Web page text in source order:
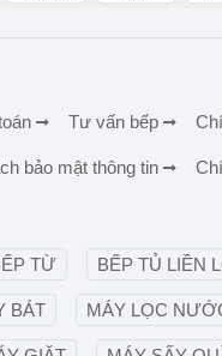
Tư vấn bếp
bảo mật thông tin
TỪ BẾP TỦ LIỀN
BÁT MÁY LỌC